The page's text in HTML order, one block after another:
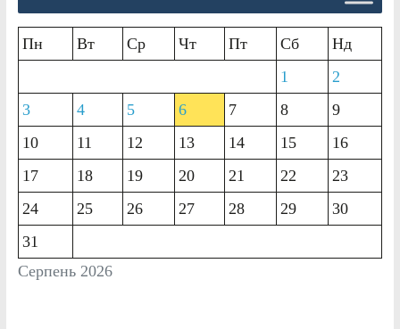
Серпень 2026
Пн Вт Ср Чт Пт Сб
Нд
1
2
3
4 5 6 7 8
9
10
11 12 13 14 15
16
17
18 19 20 21 22
23
24
25 26 27 28 29
30
31